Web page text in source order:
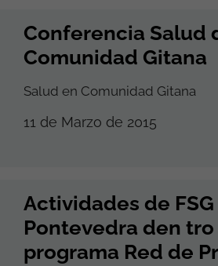
Conferencia Salud
Comunidad Gitana
Salud en Comunidad Gitana
11 de Marzo de 2015
Actividades de FSG
Pontevedra den
programa Red de